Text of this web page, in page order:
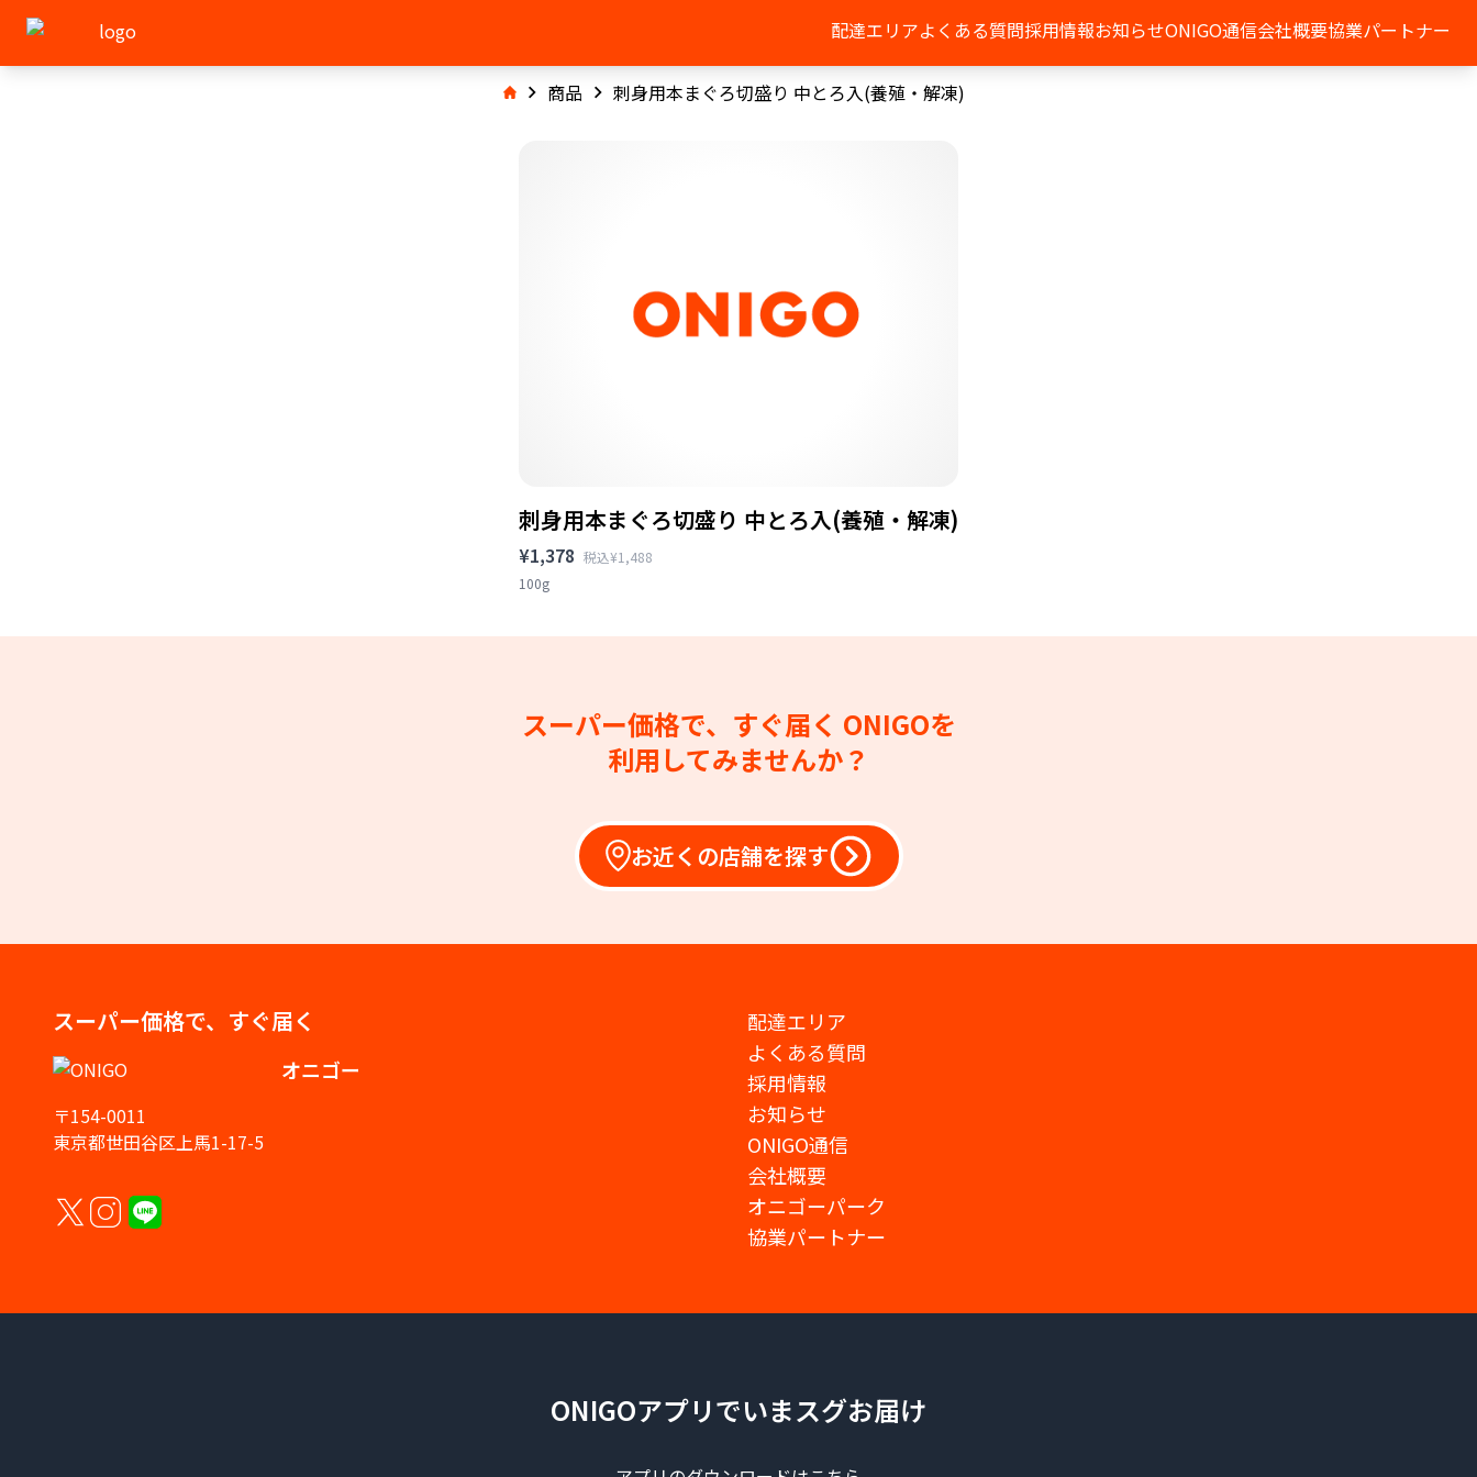
配達エリアよくある質問採用情報お知らせONIGO通信会社概要協業パートナー
商品 刺身用本まぐろ切盛り 中とろ入(養殖・解凍)
刺身用本まぐろ切盛り 中とろ入(養殖・解凍)
¥1,378 税込¥1,488
100g
スーパー価格で、すぐ届く ONIGOを
利用してみませんか？
お近くの店舗を探す
スーパー価格で、すぐ届く
オニゴー
〒154-0011
東京都世田谷区上馬1-17-5
配達エリア
よくある質問
採用情報
お知らせ
ONIGO通信
会社概要
オニゴーパーク
協業パートナー
ONIGOアプリでいまスグお届け